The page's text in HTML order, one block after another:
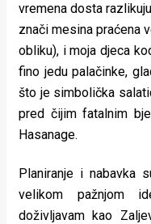
vremena dosta
znači mesina praćena
obliku), i moja djeca
fino jedu palačinke,
što je simbolička
pred čijim fatalnim
Hasanage.
Planiranje i nabavka
velikom pažnjom
doživljavam kao